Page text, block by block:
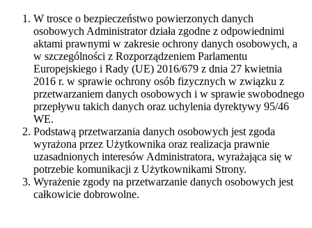
W trosce o bezpieczeństwo powierzonych danych
osobowych Administrator działa zgodne z odpowiednimi
aktami prawnymi w zakresie ochrony danych osobowych, a
w szczególności z Rozporządzeniem Parlamentu
Europejskiego i Rady (UE) 2016/679 z dnia 27 kwietnia
2016 r. w sprawie ochrony osób fizycznych w związku z
przetwarzaniem danych osobowych i w sprawie swobodnego
przepływu takich danych oraz uchylenia dyrektywy 95/46
WE.
Podstawą przetwarzania danych osobowych jest zgoda
wyrażona przez Użytkownika oraz realizacja prawnie
uzasadnionych interesów Administratora, wyrażająca się w
potrzebie komunikacji z Użytkownikami Strony.
Wyrażenie zgody na przetwarzanie danych osobowych jest
całkowicie dobrowolne.